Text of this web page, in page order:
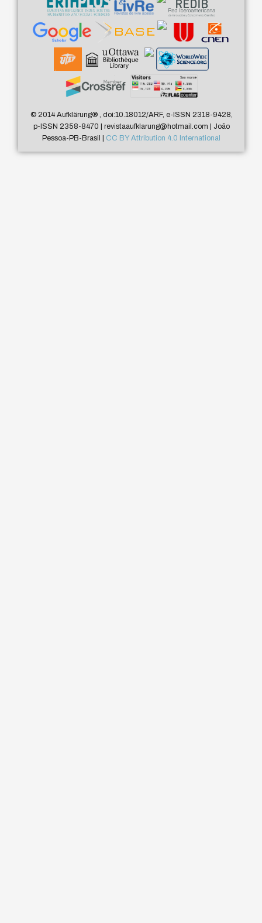
© 2014 Aufklärung®, doi:10.18012/ARF, e-ISSN 2318-9428,
p-ISSN 2358-8470 | revistaaufklarung@hotmail.com | João
Pessoa-PB-Brasil | CC BY Attribution 4.0 International